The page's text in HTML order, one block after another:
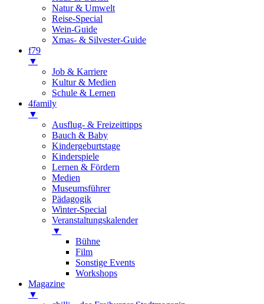
Natur & Umwelt
Reise-Special
Wein-Guide
Xmas- & Silvester-Guide
f79
▼
Job & Karriere
Kultur & Medien
Schule & Lernen
4family
▼
Ausflug- & Freizeittipps
Bauch & Baby
Kindergeburtstage
Kinderspiele
Lernen & Fördern
Medien
Museumsführer
Pädagogik
Winter-Special
Veranstaltungskalender
▼
Bühne
Film
Sonstige Events
Workshops
Magazine
▼